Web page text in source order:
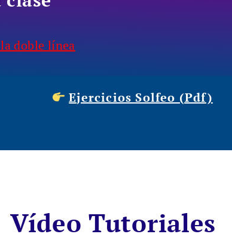
doble línea
Ejercicios Solfeo (Pdf)
Vídeo Tutoriales